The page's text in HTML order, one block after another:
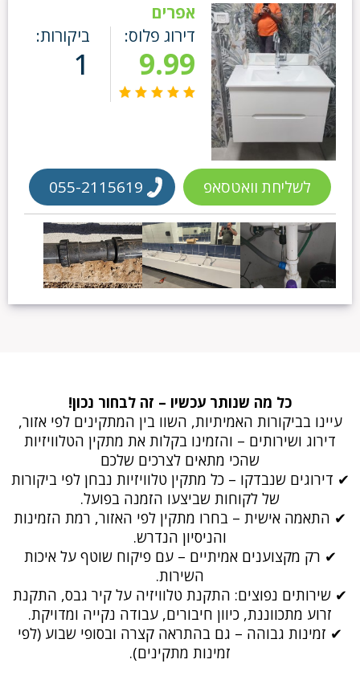
אפרים
דירוג פלוס:
9.99
ביקורות:
1
לשליחת וואטסאפ 055-2115619
כל מה שנותר עכשיו – זה לבחור נכון!
עיינו בביקורות האמיתיות, השוו בין המתקינים לפי אזור,
דירוג ושירותים – והזמינו בקלות את מתקין הטלוויזיות
שהכי מתאים לצרכים שלכם
✔ דירוגים שנבדקו – כל מתקין טלוויזיות נבחן לפי ביקורות
של לקוחות שביצעו הזמנה בפועל.
✔ התאמה אישית – בחרו מתקין לפי האזור, רמת הזמינות
והניסיון הנדרש.
✔ רק מקצוענים אמיתיים – עם פיקוח שוטף על איכות
השירות.
✔ שירותים נפוצים: התקנת טלוויזיה על קיר גבס, התקנת
זרוע מתכווננת, כיוון חיבורים, עבודה נקייה ומדויקת.
✔ זמינות גבוהה – גם בהתראה קצרה ובסופי שבוע (לפי
זמינות מתקינים).